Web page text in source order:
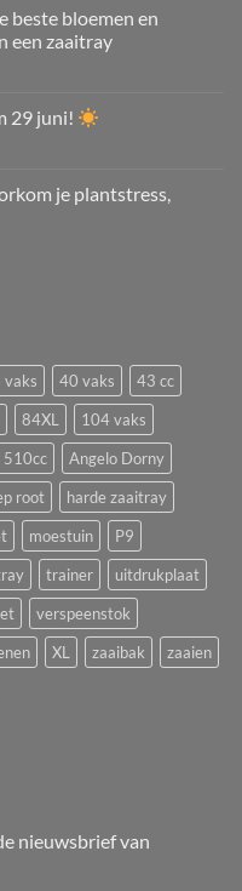
beste bloemen en
een zaaitray
29 juni!
je plantstress,
vaks 40 vaks
43 cc
84XL
104 vaks
510cc
Angelo Dorny
root
harde zaaitray
moestuin
P9
trainer
uitdrukplaat
verspeenstok
XL zaaibak
zaaien
nieuwsbrief van